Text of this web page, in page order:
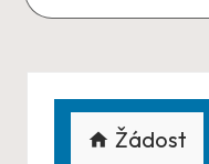
půjčky
na
Žádost